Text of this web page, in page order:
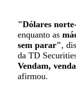
"Dólares
enquanto as
sem parar",
da TD
Vendam,
afirmou.